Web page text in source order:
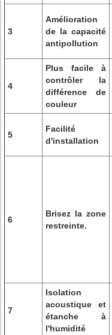
3
Amélioration
de la capacité
antipollution
4
Plus facile à
contrôler la
différence de
couleur
5
Facilité
d'installation
6
Brisez la zone
restreinte.
7
Isolation
acoustique et
étanche à
l'humidité